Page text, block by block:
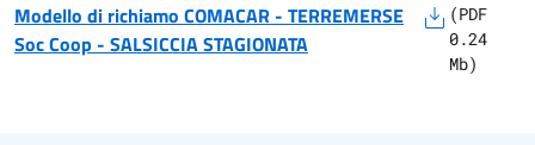
Modello di richiamo COMACAR - TERREMERSE
Soc Coop - SALSICCIA STAGIONATA
(PDF
0.24
Mb)